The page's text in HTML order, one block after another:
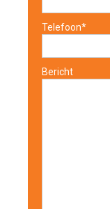
Telefoon*
Bericht